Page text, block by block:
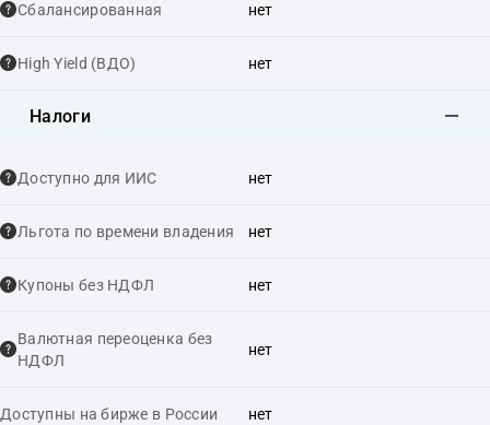
Сбалансированная нет
High Yield (ВДО) нет
Налоги
Доступно для ИИС нет
Льгота по времени владения нет
Купоны без НДФЛ нет
Валютная переоценка без
НДФЛ
нет
Доступны на бирже в России нет